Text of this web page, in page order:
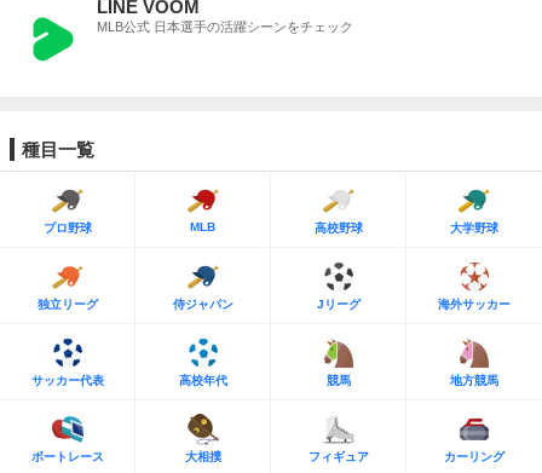
LINE VOOM
MLB公式 日本選手の活躍シーンをチェック
種目一覧
プロ野球 MLB 高校野球 大学野球
独立リーグ 侍ジャパン Jリーグ 海外サッカー
サッカー代表 高校年代 競馬 地方競馬
ボートレース 大相撲 フィギュア カーリング